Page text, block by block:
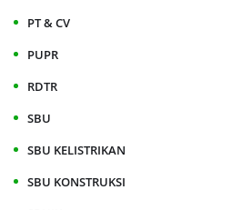
PT & CV
PUPR
RDTR
SBU
SBU KELISTRIKAN
SBU KONSTRUKSI